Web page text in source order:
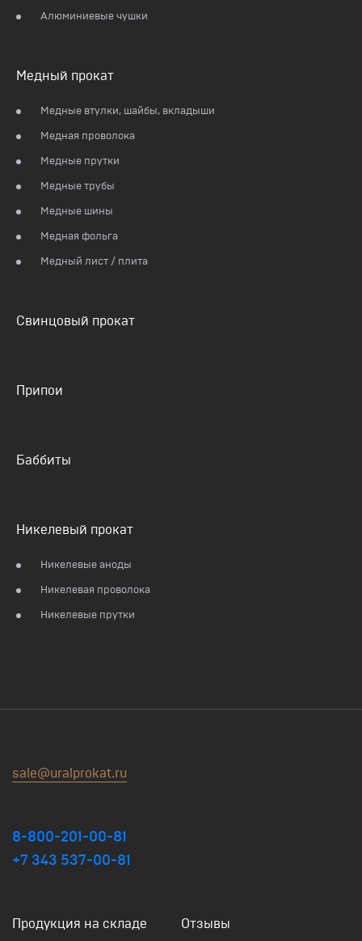
Алюминиевые чушки
Медный прокат
Медные втулки, шайбы, вкладыши
Медная проволока
Медные прутки
Медные трубы
Медные шины
Медная фольга
Медный лист / плита
Свинцовый прокат
Припои
Баббиты
Никелевый прокат
Никелевые аноды
Никелевая проволока
Никелевые прутки
sale@uralprokat.ru
8-800-201-00-81
+7 343 537-00-81
Продукция на складе Отзывы